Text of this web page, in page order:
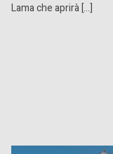
Lama che aprirà […]